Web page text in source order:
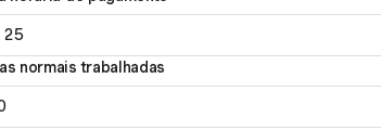
normais trabalhadas